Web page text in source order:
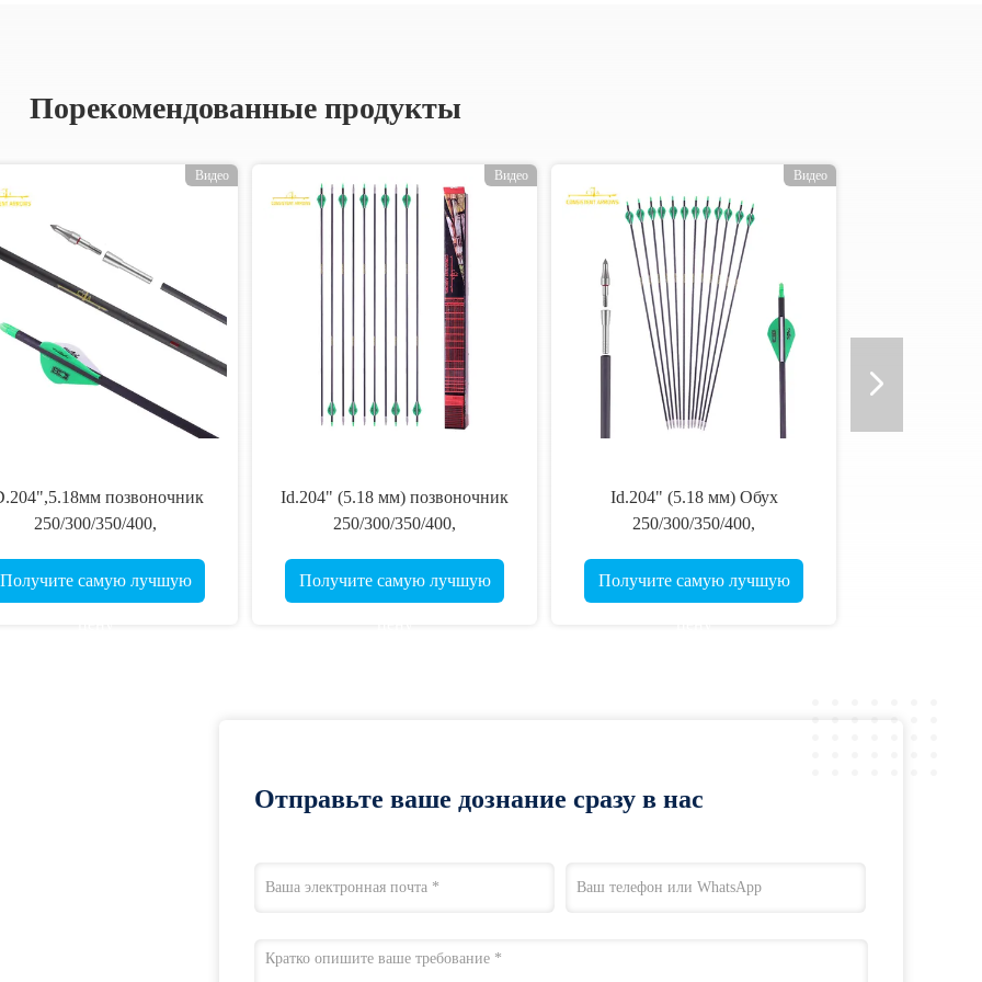
Порекомендованные продукты
Видео
позвоночник
250/300/350/400,
проникновение Ультра
стрелы убийцы
Получите самую лучшую
Видео
Id.204" (5.18 мм) позвоночник
250/300/350/400,
малый диаметр 5 мм,
сверхточные охотничьи стрелы
Получите самую лучшую
Видео
Id.204" (5.18 мм) Обух
250/300/350/400,
32" 5 мм Ультра-легкие, более
прочные стрелы для охоты и
Получите самую лучшую
Отправьте ваше дознание сразу в нас